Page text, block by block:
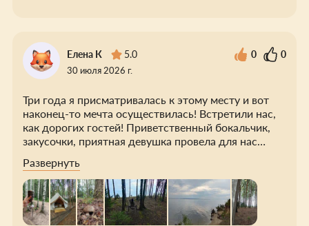
Елена К 5.0 0 0
30 июля 2026 г.
Три года я присматривалась к этому месту и вот
наконец-то мечта осуществилась! Встретили нас,
как дорогих гостей! Приветственный бокальчик,
закусочки, приятная девушка провела для нас
волшебная атмосфера 🥰 Уютные шатры, кроватка
как гнёздышко, простыни с обогревом, так чудно
здесь спалось! С погодой нам немного не повезло,
не смогли в полной мере воспользоваться всеми
Развернуть